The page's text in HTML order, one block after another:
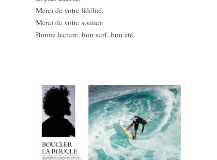
Merci de votre fidélité.
Merci de votre soutien
Bonne lecture, bon surf, bon été.